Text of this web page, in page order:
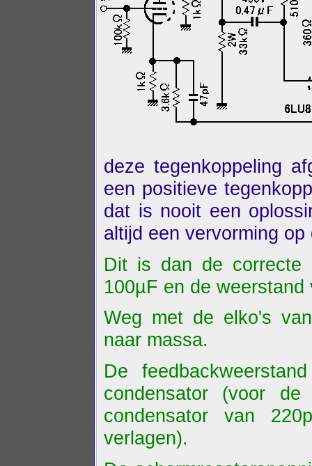
deze tegenkoppeling
een positieve
dat is nooit een
altijd een vervorming
Dit is dan de correcte
100µF en de
Weg met de elko's
naar massa.
De
condensator (voor
condensator van
verlagen).